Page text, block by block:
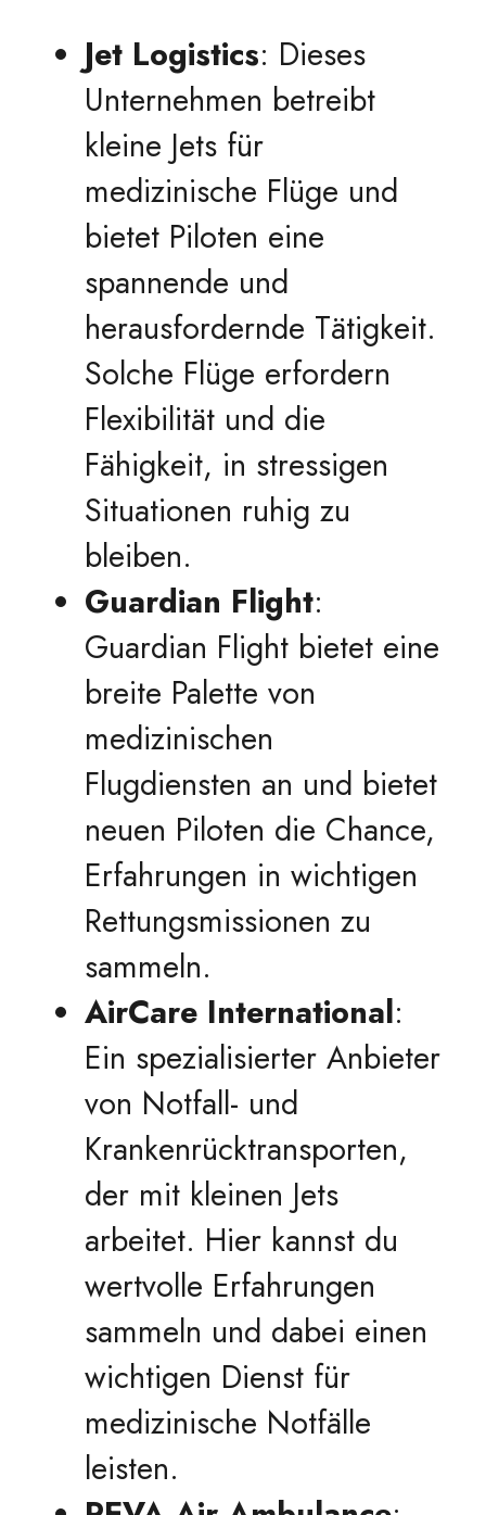
Jet Logistics: Dieses
Unternehmen betreibt
kleine Jets für
medizinische Flüge und
bietet Piloten eine
spannende und
herausfordernde Tätigkeit.
Solche Flüge erfordern
Flexibilität und die
Fähigkeit, in stressigen
Situationen ruhig zu
bleiben.
Guardian Flight:
Guardian Flight bietet eine
breite Palette von
medizinischen
Flugdiensten an und bietet
neuen Piloten die Chance,
Erfahrungen in wichtigen
Rettungsmissionen zu
sammeln.
AirCare International:
Ein spezialisierter Anbieter
von Notfall- und
Krankenrücktransporten,
der mit kleinen Jets
arbeitet. Hier kannst du
wertvolle Erfahrungen
sammeln und dabei einen
wichtigen Dienst für
medizinische Notfälle
leisten.